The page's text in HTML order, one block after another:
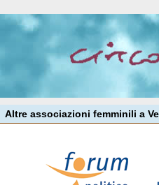
Altre associazioni femminili a